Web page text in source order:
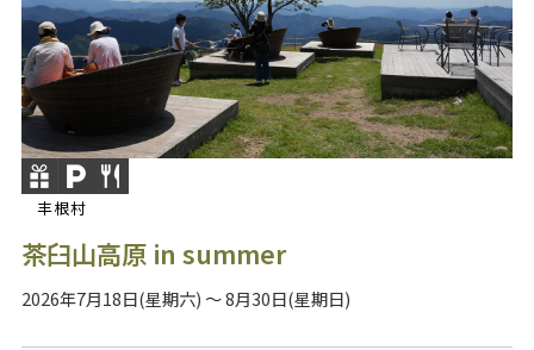
丰根村
茶臼山高原 in summer
2026年7月18日(星期六) ～ 8月30日(星期日)